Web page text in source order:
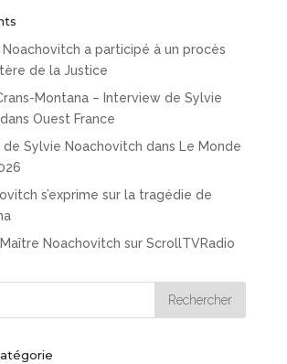
a participé à un procès
de la Justice
Montana – Interview de Sylvie
Ouest France
de Sylvie Noachovitch dans Le Monde
s’exprime sur la tragédie de
Noachovitch sur ScrollTVRadio